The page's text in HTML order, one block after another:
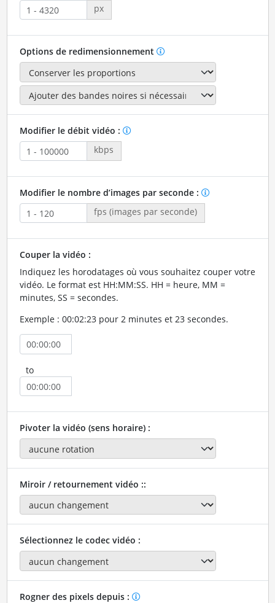
px
Options de redimensionnement
Modifier le débit vidéo :
kbps
Modifier le nombre d’images par seconde :
fps (images par seconde)
Couper la vidéo :
Indiquez les horodatages où vous souhaitez couper votre
vidéo. Le format est HH:MM:SS. HH = heure, MM =
minutes, SS = secondes.
Exemple : 00:02:23 pour 2 minutes et 23 secondes.
to
Pivoter la vidéo (sens horaire) :
Miroir / retournement vidéo ::
Sélectionnez le codec vidéo :
Rogner des pixels depuis :